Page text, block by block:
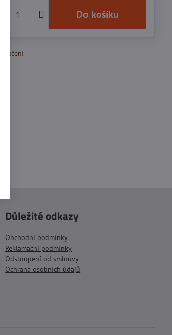
Do košíku
Doručení
Důležité odkazy
Obchodní podmínky
Reklamační podmínky
Odstoupení od smlouvy
Ochrana osobních údajů